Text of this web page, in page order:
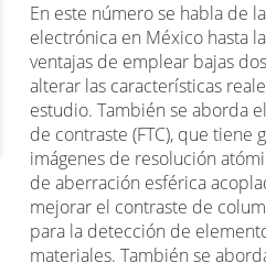
En este número se habla de
electrónica en México hasta
ventajas de emplear bajas
alterar las características
estudio. También se aborda
de contraste (FTC), que tiene
imágenes de resolución
de aberración esférica
mejorar el contraste de
para la detección de
materiales. También se